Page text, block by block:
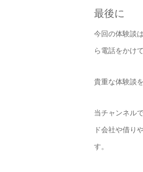
最後に
今回の体験談
ら電話をかけ
貴重な体験談
当チャンネル
ド会社や借り
す。